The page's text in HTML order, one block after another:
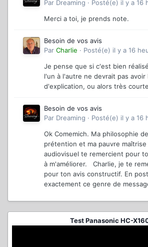
Par Dreaming · Posté(e) il y a 16
Merci a toi, je prends note.
Besoin de vos avis
Par Charlie · Posté(e) il y a 16
Je pense que si c'est bien
l'un à l'autre ne devrait pas avoir
d'explication, ou alors très
Besoin de vos avis
Par Dreaming · Posté(e) il y a 16
Ok Comemich. Ma philosophie
prétention et ma pauvre maîtrise
audiovisuel te remercient pour
à m'améliorer. Charlie, je te
pour ton avis constructif. En
exactement ce genre de
Test Panasonic HC-